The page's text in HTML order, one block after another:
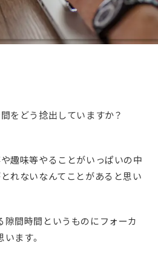
をどう捻出していますか？
趣味等やることがいっぱいの中
れないなんてことがあると思い
隙間時間というものにフォーカ
ます。